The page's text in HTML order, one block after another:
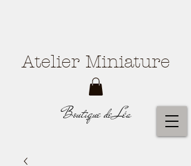
Boutique de Léa
Atelier Miniature